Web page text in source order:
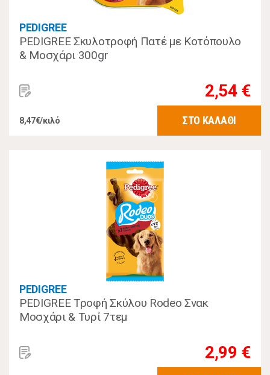
PEDIGREE
PEDIGREE Σκυλοτροφή Πατέ με Κοτόπουλο
& Μοσχάρι 300gr
2,54 €
8,47€/κιλό ΣΤΟ ΚΑΛΑΘΙ
PEDIGREE
PEDIGREE Τροφή Σκύλου Rodeo Σνακ
Μοσχάρι & Τυρί 7τεμ
2,99 €